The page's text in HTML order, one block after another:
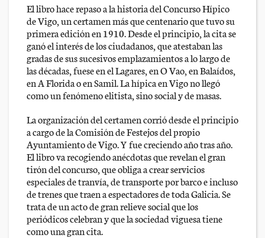
El libro hace repaso a la historia del Concurso Hípico
de Vigo, un certamen más que centenario que tuvo su
primera edición en 1910. Desde el principio, la cita se
ganó el interés de los ciudadanos, que atestaban las
gradas de sus sucesivos emplazamientos a lo largo de
las décadas, fuese en el Lagares, en O Vao, en Balaídos,
en A Florida o en Samil. La hípica en Vigo no llegó
como un fenómeno elitista, sino social y de masas.
La organización del certamen corrió desde el principio
a cargo de la Comisión de Festejos del propio
Ayuntamiento de Vigo. Y fue creciendo año tras año.
El libro va recogiendo anécdotas que revelan el gran
tirón del concurso, que obliga a crear servicios
especiales de tranvía, de transporte por barco e incluso
de trenes que traen a espectadores de toda Galicia. Se
trata de un acto de gran relieve social que los
periódicos celebran y que la sociedad viguesa tiene
como una gran cita.